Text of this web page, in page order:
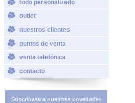
todo personalizado
outlet
nuestros clientes
puntos de venta
venta telefónica
contacto
Suscríbase a nuestras novedades